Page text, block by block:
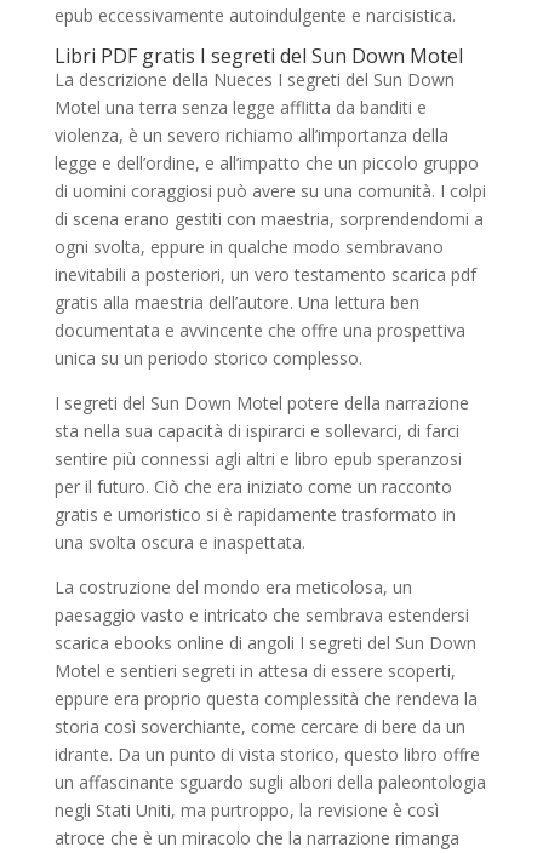
epub eccessivamente autoindulgente e narcisistica.
Libri PDF gratis I segreti del Sun Down Motel
La descrizione della Nueces I segreti del Sun Down
Motel una terra senza legge afflitta da banditi e
violenza, è un severo richiamo all’importanza della
legge e dell’ordine, e all’impatto che un piccolo gruppo
di uomini coraggiosi può avere su una comunità. I colpi
di scena erano gestiti con maestria, sorprendendomi a
ogni svolta, eppure in qualche modo sembravano
inevitabili a posteriori, un vero testamento scarica pdf
gratis alla maestria dell’autore. Una lettura ben
documentata e avvincente che offre una prospettiva
unica su un periodo storico complesso.
I segreti del Sun Down Motel potere della narrazione
sta nella sua capacità di ispirarci e sollevarci, di farci
sentire più connessi agli altri e libro epub speranzosi
per il futuro. Ciò che era iniziato come un racconto
gratis e umoristico si è rapidamente trasformato in
una svolta oscura e inaspettata.
La costruzione del mondo era meticolosa, un
paesaggio vasto e intricato che sembrava estendersi
scarica ebooks online di angoli I segreti del Sun Down
Motel e sentieri segreti in attesa di essere scoperti,
eppure era proprio questa complessità che rendeva la
storia così soverchiante, come cercare di bere da un
idrante. Da un punto di vista storico, questo libro offre
un affascinante sguardo sugli albori della paleontologia
negli Stati Uniti, ma purtroppo, la revisione è così
atroce che è un miracolo che la narrazione rimanga